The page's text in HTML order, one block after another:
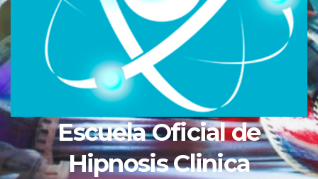
Escuela Oficial de
Hipnosis Clinica